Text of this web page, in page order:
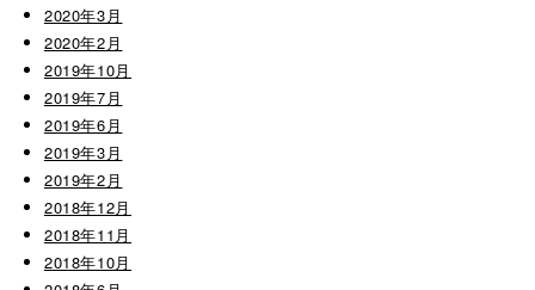
2020年3月
2020年2月
2019年10月
2019年7月
2019年6月
2019年3月
2019年2月
2018年12月
2018年11月
2018年10月